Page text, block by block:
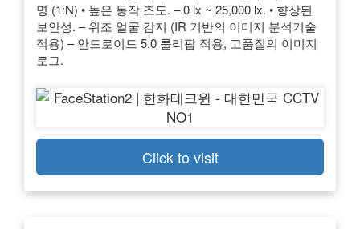
명 (1:N) • 높은 동작 조도. – 0 lx ~ 25,000 lx. • 향상된
보안성. – 위조 얼굴 감지 (IR 기반의 이미지 분석기술
적용) – 안드로이드 5.0 롤리팝 적용, 고품질의 이미지
로그.
Click to visit